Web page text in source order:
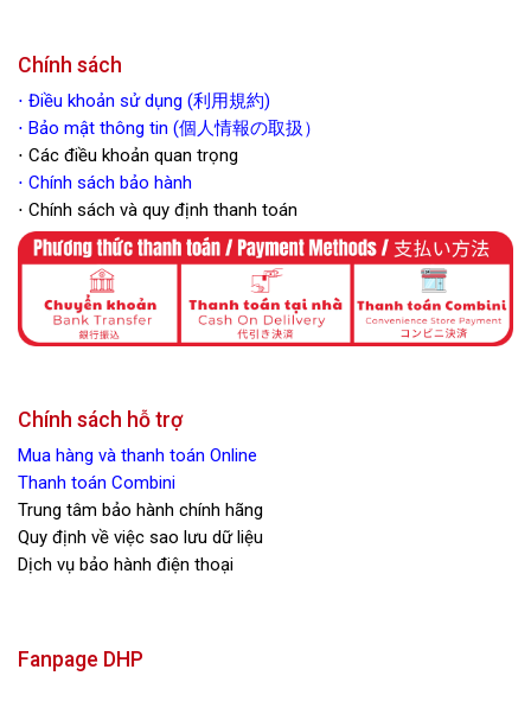
Chính sách
⋅ Điều khoản sử dụng (利用規約)
⋅ Bảo mật thông tin (個人情報の取扱）
⋅ Các điều khoản quan trọng
⋅ Chính sách bảo hành
⋅ Chính sách và quy định thanh toán
Chính sách hỗ trợ
Mua hàng và thanh toán Online
Thanh toán Combini
Trung tâm bảo hành chính hãng
Quy định về việc sao lưu dữ liệu
Dịch vụ bảo hành điện thoại
Fanpage DHP